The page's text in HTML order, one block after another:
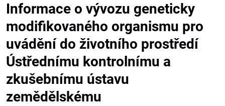
Informace o vývozu geneticky
modifikovaného organismu pro
uvádění do životního prostředí
Ústřednímu kontrolnímu a
zkušebnímu ústavu
zemědělskému